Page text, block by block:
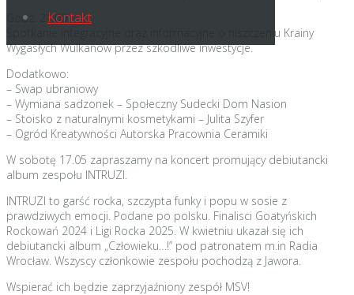
Kontakt
Godz. 21.00
Spotkanie integracyjne oraz informacyjne o niszczeniu Krainy
Wygasłych Wulkanów przez szkodliwe inwestycje.
Dodatkowo:
– Swap ubraniowy
– Wymiana sadzonek – Społeczny Sudecki Dom Nasion
– Stoisko z naturalnymi kosmetykami – Julita Szyfer
– Ogród Kreatywności Autorska Pracownia Ceramiki
W sobotę 17.05 zapraszamy na koncert promujący debiutancki
album zespołu INTRUZI.
INTRUZI to garść rocka, szczypta funky i popu w sosie z
prawdziwych emocji. Podane po polsku. Finalisci Goatyńskich
Rockowań 2024 i Ligi Rocka 2025. W kwietniu ukazał się ich
debiutancki album „Człowieku…!” pod patronatem m.in Radia
Wrocław. Wszyscy członkowie zespołu pochodzą z Jawora.
Wspierać ich będzie zaprzyjaźniony zespół MSV!